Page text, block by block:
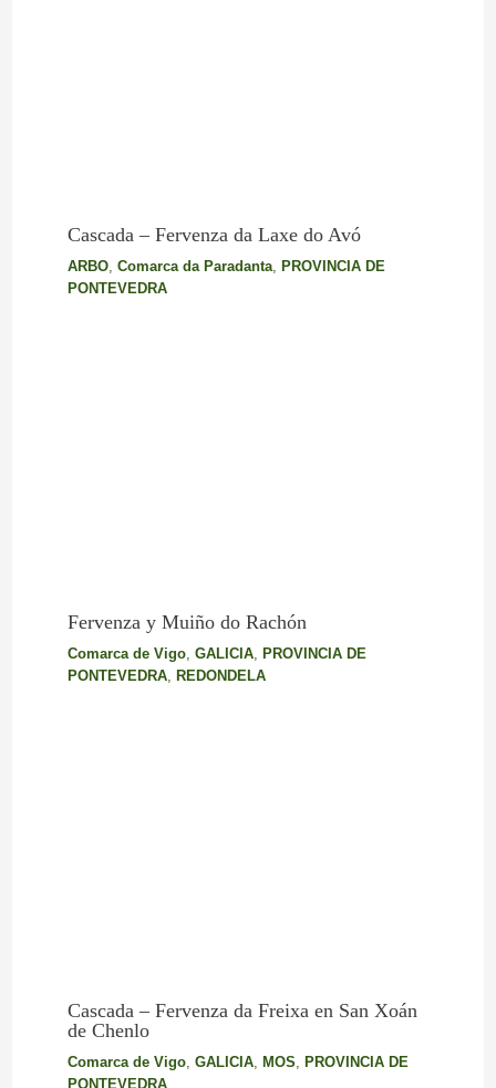
Cascada – Fervenza da Laxe do Avó
ARBO, Comarca da Paradanta, PROVINCIA DE
PONTEVEDRA
Fervenza y Muiño do Rachón
Comarca de Vigo, GALICIA, PROVINCIA DE
PONTEVEDRA, REDONDELA
Cascada – Fervenza da Freixa en San Xoán
de Chenlo
Comarca de Vigo, GALICIA, MOS PROVINCIA DE
PONTEVEDRA